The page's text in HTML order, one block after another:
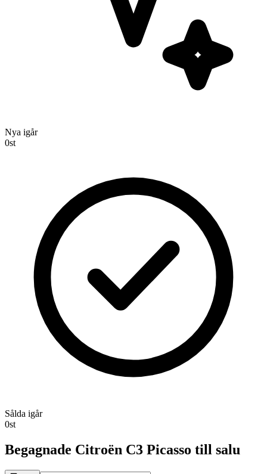
Nya igår
0st
Sålda igår
0st
Begagnade Citroën C3 Picasso till salu